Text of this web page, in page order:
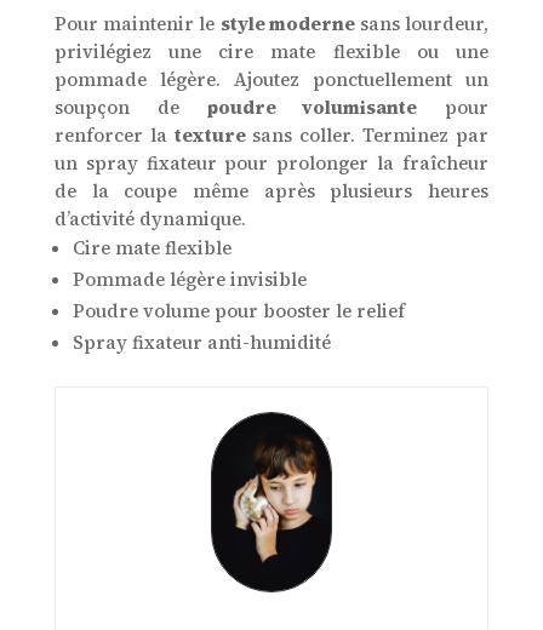
Pour maintenir le style modernesans lourdeur,
privilégiez une cire mate flexible ou une
pommade légère. Ajoutez ponctuellement un
soupçon de poudre volumisante pour
renforcer la texturesans coller. Terminez par
un spray fixateur pour prolonger la fraîcheur
de la coupe même après plusieurs heures
d’activité dynamique.
Cire mate flexible
Pommade légère invisible
Poudre volume pour booster le relief
Spray fixateur anti-humidité